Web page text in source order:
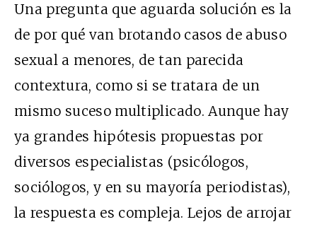
Una pregunta que aguarda solución es la
de por qué van brotando casos de abuso
sexual a menores, de tan parecida
contextura, como si se tratara de un
mismo suceso multiplicado. Aunque hay
ya grandes hipótesis propuestas por
diversos especialistas (psicólogos,
sociólogos, y en su mayoría periodistas),
la respuesta es compleja. Lejos de arrojar